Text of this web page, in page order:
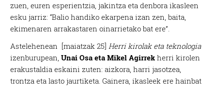
zuen, euren esperientzia, jakintza eta denbora ikasleen
esku jarriz: “Balio handiko ekarpena izan zen, baita,
ekimenaren arrakastaren oinarrietako bat ere”.
Astelehenean [maiatzak 25] Herri kirolak eta teknologia
izenburupean, Unai Osa eta Mikel Agirrek herri kirolen
erakustaldia eskaini zuten: aizkora, harri jasotzea,
trontza eta lasto jaurtiketa. Gainera, ikasleek ere hainbat